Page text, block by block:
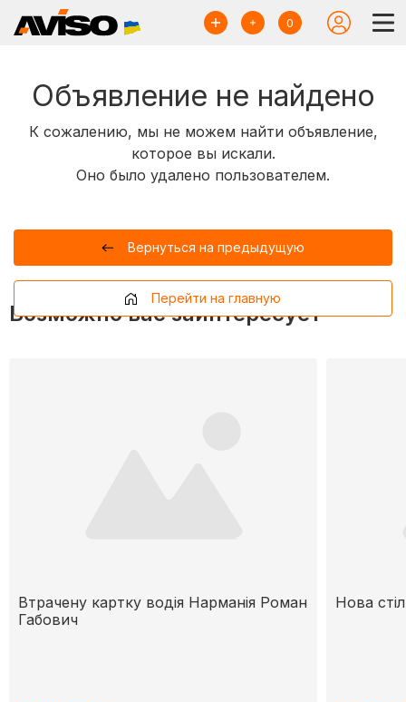
0
Объявление не найдено
К сожалению, мы не можем найти объявление,
которое вы искали.
Оно было удалено пользователем.
Вернуться на предыдущую
Перейти на главную
Возможно вас заинтересует
Втрачену картку водія Нарманія Роман
Габович
Нова